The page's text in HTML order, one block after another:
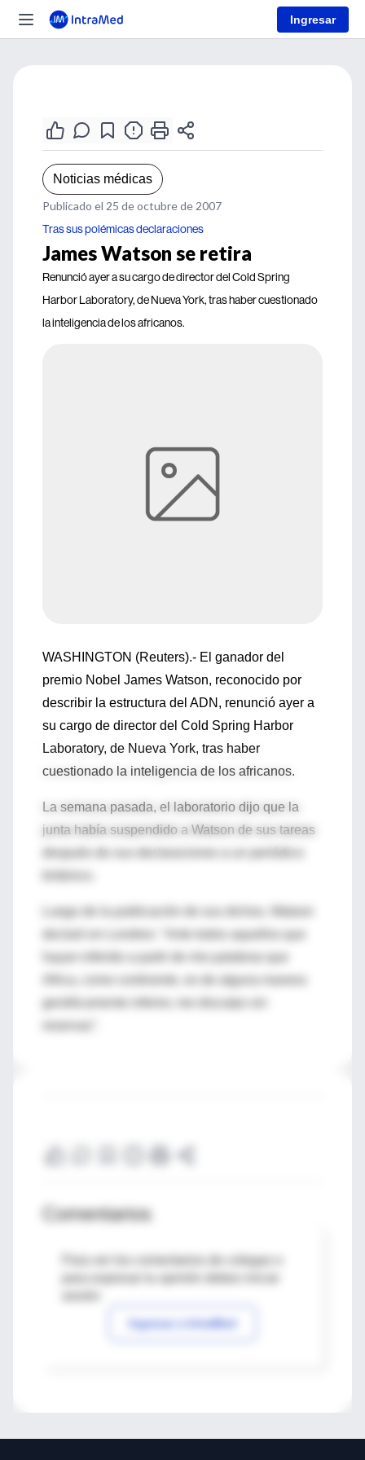
Ingresar
Noticias médicas
Publicado el 25 de octubre de 2007
Tras sus polémicas declaraciones
James Watson se retira
Renunció ayer a su cargo de director del Cold Spring
Harbor Laboratory, de Nueva York, tras haber cuestionado
la inteligencia de los africanos.
WASHINGTON (Reuters).- El ganador del
premio Nobel James Watson, reconocido por
describir la estructura del ADN, renunció ayer a
su cargo de director del Cold Spring Harbor
Laboratory, de Nueva York, tras haber
cuestionado la inteligencia de los africanos.
La semana pasada, el laboratorio dijo que la
junta había suspendido a Watson de sus tareas
después de sus declaraciones a un periódico
Luego de la publicación de sus dichos, Watson
declaró en Londres: "Ante todos aquellos que
hayan inferido a partir de mis palabras que
Africa, como continente, es de alguna manera
genéticamente inferior, me disculpo sin
Comentarios
Para ver los comentarios de colegas o
Ingresar a IntraMed